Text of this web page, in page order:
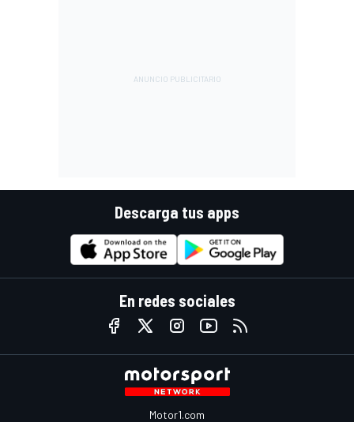
Descarga tus apps
En redes sociales
Motor1.com